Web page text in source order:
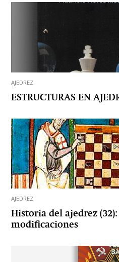
AJEDREZ
ESTRUCTURAS EN
AJEDREZ
Historia del ajedrez
modificaciones